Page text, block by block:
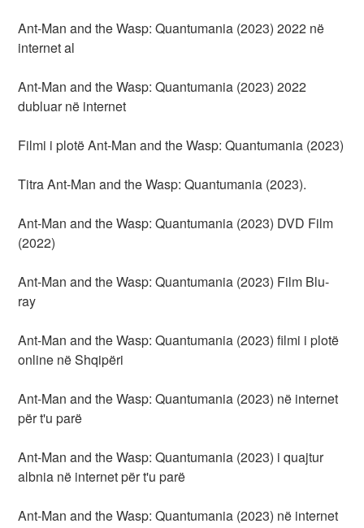
Ant-Man and the Wasp: Quantumania (2023) 2022 në
internet al
Ant-Man and the Wasp: Quantumania (2023) 2022
dubluar në internet
Filmi i plotë Ant-Man and the Wasp: Quantumania (2023)
Titra Ant-Man and the Wasp: Quantumania (2023).
Ant-Man and the Wasp: Quantumania (2023) DVD Film
(2022)
Ant-Man and the Wasp: Quantumania (2023) Film Blu-
ray
Ant-Man and the Wasp: Quantumania (2023) filmi i plotë
online në Shqipëri
Ant-Man and the Wasp: Quantumania (2023) në internet
për t'u parë
Ant-Man and the Wasp: Quantumania (2023) i quajtur
albnia në internet për t'u parë
Ant-Man and the Wasp: Quantumania (2023) në internet